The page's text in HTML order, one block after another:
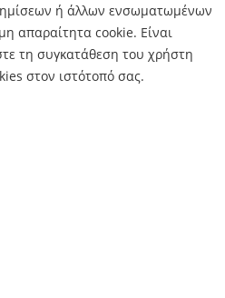
ή άλλων ενσωματωμένων
απαραίτητα cookie. Είναι
τη συγκατάθεση του χρήστη
στον ιστότοπό σας.